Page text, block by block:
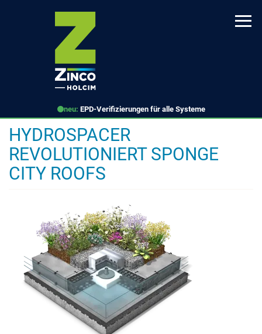
neu: EPD-Verifizierungen für alle Systeme
HYDROSPACER
REVOLUTIONIERT SPONGE
CITY ROOFS